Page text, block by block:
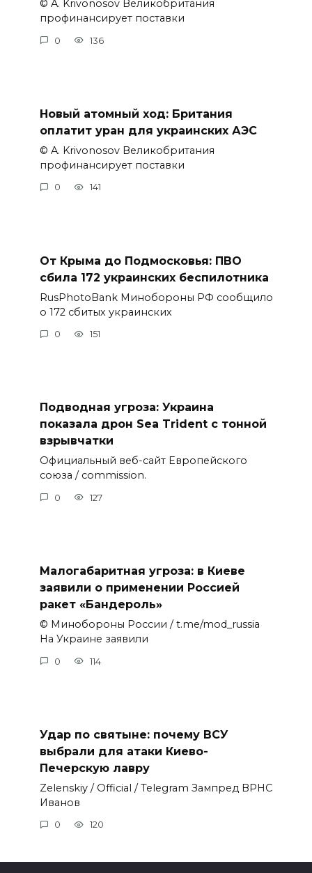
© A. Krivonosov Великобритания
профинансирует поставки
0 136
Новый атомный ход: Британия
оплатит уран для украинских АЭС
© A. Krivonosov Великобритания
профинансирует поставки
0 141
От Крыма до Подмосковья: ПВО
сбила 172 украинских беспилотника
RusPhotoBank Минобороны РФ сообщило
о 172 сбитых украинских
0 151
Подводная угроза: Украина
показала дрон Sea Trident с тонной
взрывчатки
Официальный веб-сайт Европейского
союза / commission.
0 127
Малогабаритная угроза: в Киеве
заявили о применении Россией
ракет «Бандероль»
© Минобороны России / t.me/mod_russia
На Украине заявили
0 114
Удар по святыне: почему ВСУ
выбрали для атаки Киево-
Печерскую лавру
Zеlеnskiу / Оfficiаl / Telegram Зампред ВРНС
Иванов
0 120